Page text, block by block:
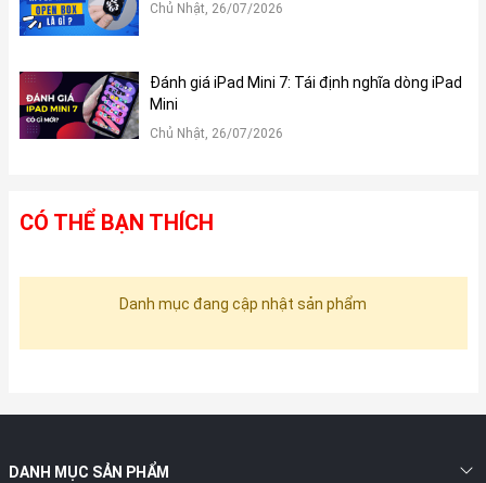
Chủ Nhật, 26/07/2026
Đánh giá iPad Mini 7: Tái định nghĩa dòng iPad
Mini
Chủ Nhật, 26/07/2026
CÓ THỂ BẠN THÍCH
Danh mục đang cập nhật sản phẩm
DANH MỤC SẢN PHẨM